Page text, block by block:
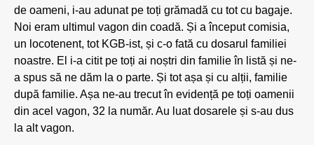
de oameni, i-au adunat pe toți grămadă cu tot cu bagaje.
Noi eram ultimul vagon din coadă. Și a început comisia,
un locotenent, tot KGB-ist, și c-o fată cu dosarul familiei
noastre. El i-a citit pe toți ai noștri din familie în listă și ne-
a spus să ne dăm la o parte. Și tot așa și cu alții, familie
după familie. Așa ne-au trecut în evidență pe toți oamenii
din acel vagon, 32 la număr. Au luat dosarele și s-au dus
la alt vagon.